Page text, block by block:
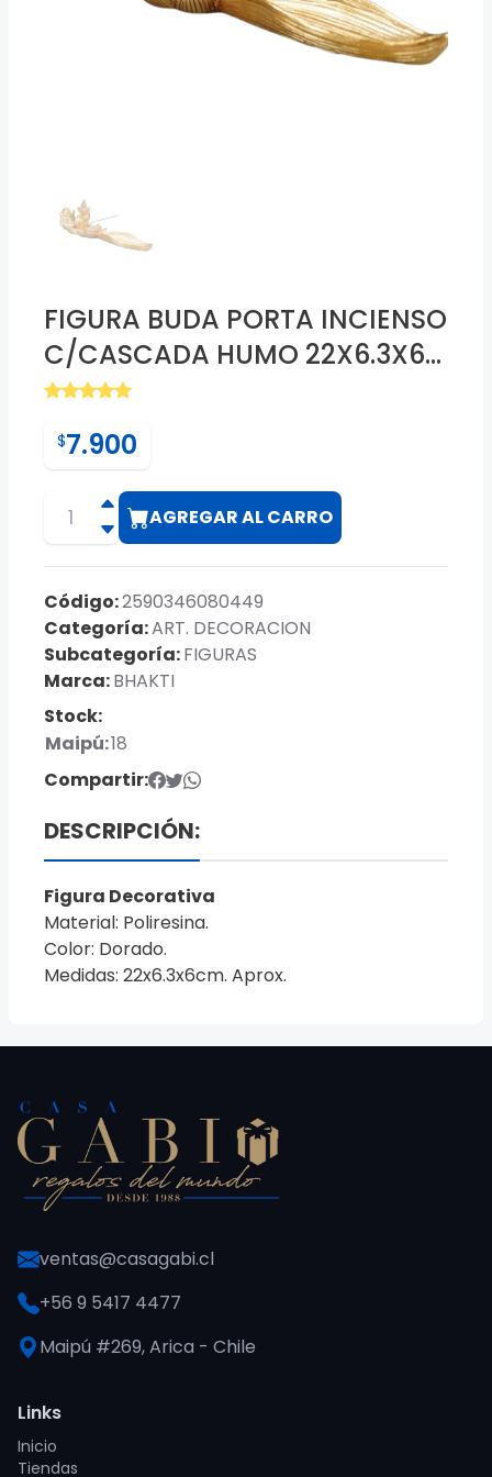
FIGURA BUDA PORTA INCIENSO
C/CASCADA HUMO 22X6.3X6C
M. AB044
$7.900
AGREGAR AL CARRO
Código:2590346080449
Categoría:ART. DECORACION
Subcategoría:FIGURAS
Marca:BHAKTI
Stock:
Maipú:18
Compartir:
DESCRIPCIÓN:
Figura Decorativa
Material: Poliresina.
Color: Dorado.
Medidas: 22x6.3x6cm. Aprox.
ventas@casagabi.cl
+56 9 5417 4477
Maipú #269, Arica - Chile
Links
Inicio
Tiendas